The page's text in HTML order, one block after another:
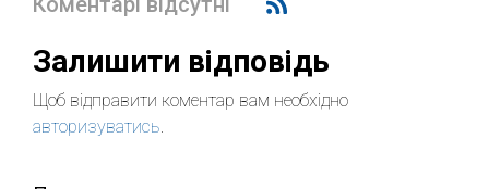
Залишити відповідь
Щоб відправити коментар вам необхідно
авторизуватись.